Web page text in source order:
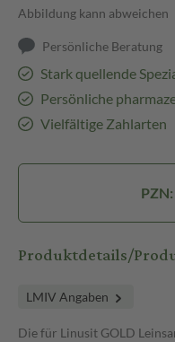
Abbildung kann abweichen
Persönliche Beratung
Stark quellende
Persönliche
Vielfältige Zahlarten
Produktdetails/
LMIV Angaben
Die für Linusit GOLD